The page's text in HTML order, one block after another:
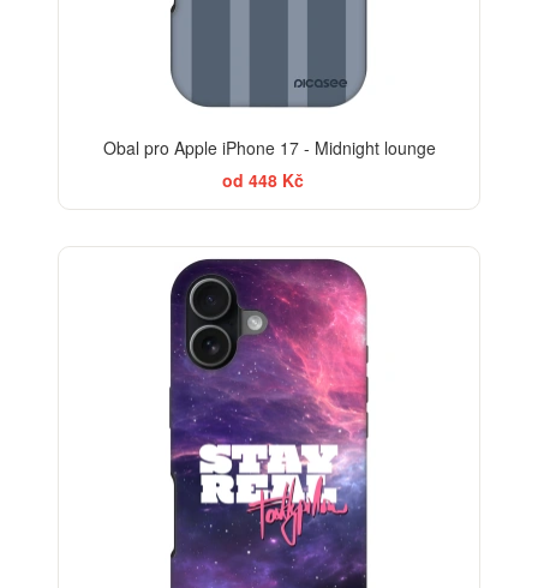
Obal pro Apple iPhone 17 - Midnight lounge
od 448 Kč